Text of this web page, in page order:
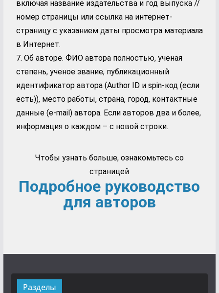
включая название издательства и год выпуска //
номер страницы или ссылка на интернет-
страницу с указанием даты просмотра материала
в Интернет.
7. Об авторе. ФИО автора полностью, ученая
степень, ученое звание, публикационный
идентификатор автора (Author ID и spin-код (если
есть)), место работы, страна, город, контактные
данные (e-mail) автора. Если авторов два и более,
информация о каждом – с новой строки.
Чтобы узнать больше, ознакомьтесь со
страницей
Подробное руководство
для авторов
Разделы